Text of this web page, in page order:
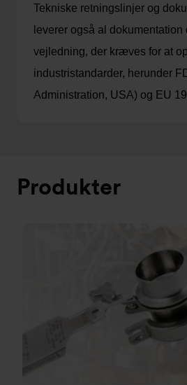
Tekniske retningslinjer og
leverer også al dokumentation
vejledning, der kræves for at
industristandarder, herunder
Administration, USA) og EU
Produkter